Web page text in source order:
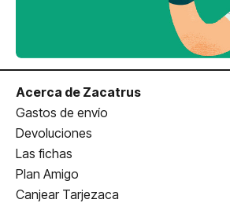
Acerca de Zacatrus
Gastos de envío
Devoluciones
Las fichas
Plan Amigo
Canjear Tarjezaca